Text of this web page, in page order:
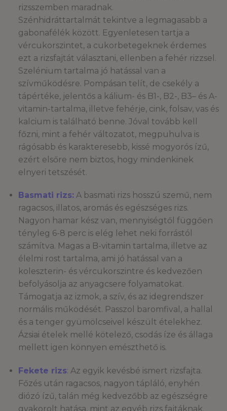
rizsszemben maradnak.
Szénhidráttartalmát tekintve a legmagasabb a
gabonafélék között. Egyenletesen tartja a
vércukorszintet, a cukorbetegeknek érdemes
ezt a rizsfajtát választani, ellenben a fehér rizzsel.
Szelénium tartalma jó hatással van a
szívműködésre. Pompásan telít, de csekély a
tápértéke, jelentős a kálium- és B1-, B2-, B3– és A-
vitamin-tartalma, illetve fehérje, cink, folsav, vas és
kalcium is található benne. Jóval tovább kell
főzni, mint a fehér változatot, megpuhulva is
rágósabb és karakteresebb, kissé mogyorós ízű,
ezért elsőre nem biztos, hogy mindenkinek
elnyeri tetszését.
Basmati rizs:A basmati rizs hosszú szemű, nem
ragacsos, illatos, aromás és egészséges rizs.
Nagyon hamar kész van, mennyiségtől függően
tényleg 6-8 perc is elég lehet neki forrástól
számítva. Magas a B-vitamin tartalma, illetve az
élelmi rost tartalma, ami jó hatással van a
koleszterin- és vércukorszintre és kedvezően
befolyásolja az anyagcsere folyamatokat.
Támogatja az izmok, a szív, és az idegrendszer
normális működését. Passzol baromfival, a hallal
és a tenger gyümölcseivel készült ételekhez.
Ázsiai ételek mellé kötelező, csodás íze és állaga
mellett igen könnyen emészthető is.
Fekete rizs: Az egyik kevésbé ismert rizsfajta.
Főzés után ragacsos, nagyon tápláló, enyhén
diózó ízű, talán még kedvezőbb az egészségre
gyakorolt hatása, mint az egyéb rizs fajtáknak.